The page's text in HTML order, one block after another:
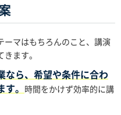
ーマはもちろんのこと、講演
ます。
なら、希望や条件に合わ
。 時間をかけず効率的に講